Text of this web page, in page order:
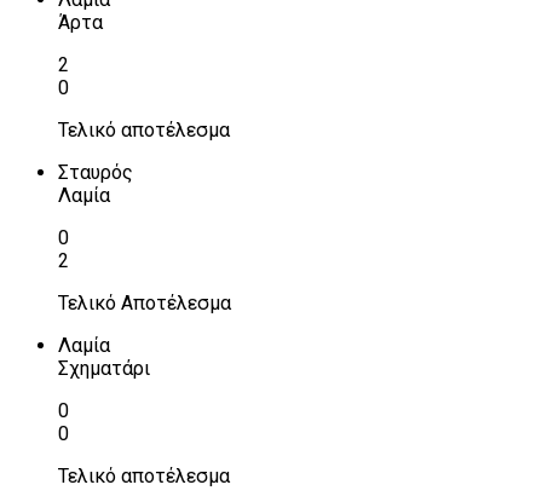
Άρτα
2
0
Τελικό αποτέλεσμα
Σταυρός
Λαμία
0
2
Τελικό Αποτέλεσμα
Λαμία
Σχηματάρι
0
0
Τελικό αποτέλεσμα